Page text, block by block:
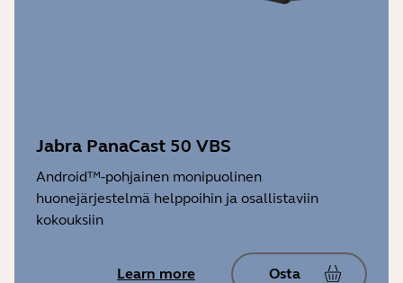
Jabra PanaCast 50 VBS
Android™-pohjainen monipuolinen
huonejärjestelmä helppoihin ja osallistaviin
kokouksiin
Learn more Osta